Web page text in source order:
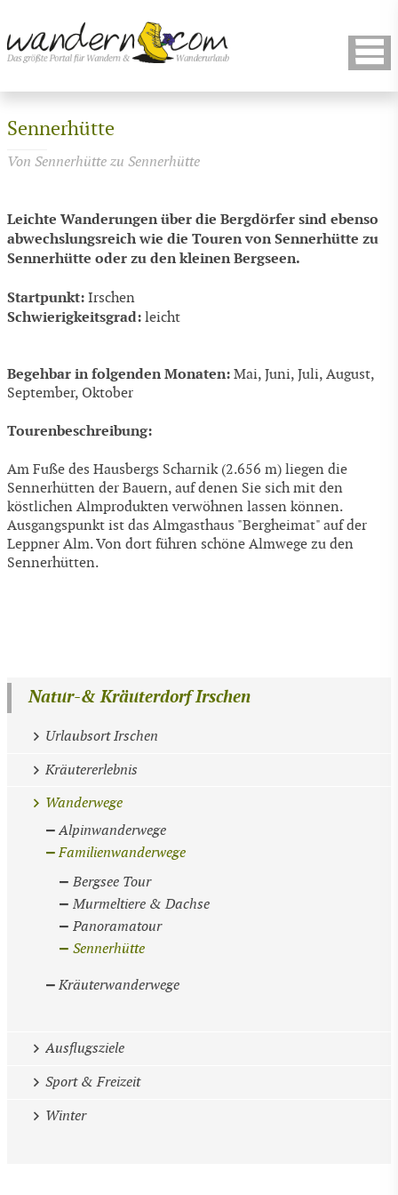
Sennerhütte
Von Sennerhütte zu Sennerhütte
Leichte Wanderungen über die Bergdörfer sind ebenso
abwechslungsreich wie die Touren von Sennerhütte zu
Sennerhütte oder zu den kleinen Bergseen.
Startpunkt: Irschen
Schwierigkeitsgrad: leicht
Begehbar in folgenden Monaten: Mai, Juni, Juli, August,
September, Oktober
Tourenbeschreibung:
Am Fuße des Hausbergs Scharnik (2.656 m) liegen die
Sennerhütten der Bauern, auf denen Sie sich mit den
köstlichen Almprodukten verwöhnen lassen können.
Ausgangspunkt ist das Almgasthaus "Bergheimat" auf der
Leppner Alm. Von dort führen schöne Almwege zu den
Sennerhütten.
Natur-& Kräuterdorf Irschen
Urlaubsort Irschen
Kräutererlebnis
Wanderwege
Alpinwanderwege
Familienwanderwege
Bergsee Tour
Murmeltiere & Dachse
Panoramatour
Sennerhütte
Kräuterwanderwege
Ausflugsziele
Sport & Freizeit
Winter